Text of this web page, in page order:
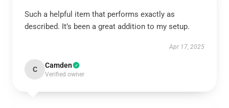
Such a helpful item that performs exactly as
described. It’s been a great addition to my setup.
Apr 17, 2025
C Camden
Verified owner